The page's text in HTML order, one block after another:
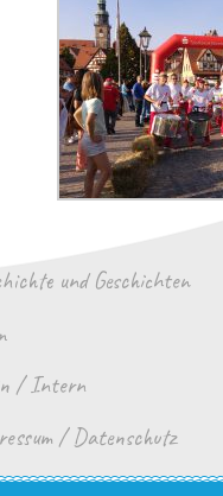
und Geschichten
/ Intern
/ Datenschutz